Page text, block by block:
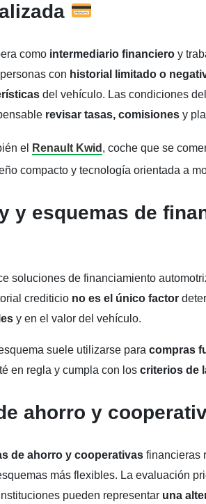
como intermediario financiero y
con historial limitado o
del vehículo. Las condiciones
revisar tasas, comisiones y
el Renault Kwid , coche que se
compacto y tecnología orientada a
y esquemas de
soluciones de financiamiento
crediticio no es el único factor
y en el valor del vehículo.
suele utilizarse para compras
en regla y cumpla con los criterios de
ahorro y
de ahorro y cooperativas financieras
más flexibles. La evaluación
pueden representar una